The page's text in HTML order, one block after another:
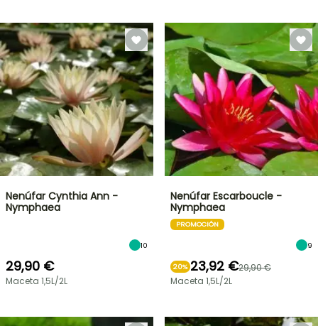
Nenúfar Cynthia Ann -
Nymphaea
10
29,90 €
Maceta 1,5L/2L
Nenúfar Escarboucle -
Nymphaea
PROMOCIÓN
9
20% 23,92 €29,90 €
Maceta 1,5L/2L